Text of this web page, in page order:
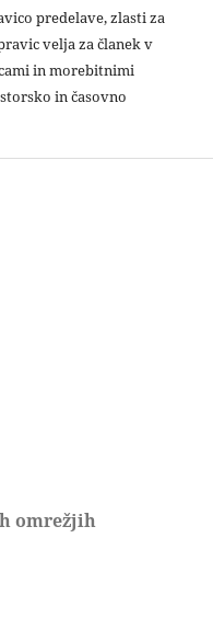
predelave, zlasti za
velja za članek v
in morebitnimi
in časovno
omrežjih